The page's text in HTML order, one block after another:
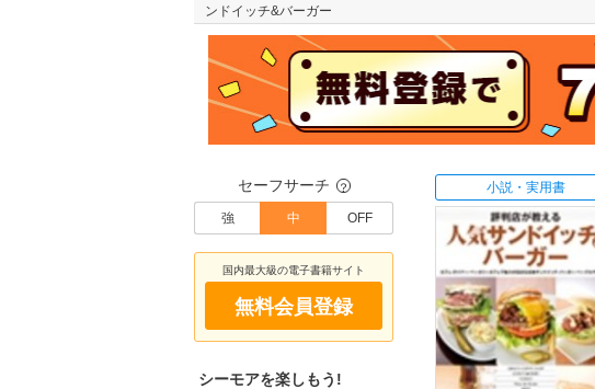
ンドイッチ&バーガー
セーフサーチ ？
強 中 OFF
国内最大級の電子書籍サイト
無料会員登録
シーモアを楽しもう!
小説・実用書